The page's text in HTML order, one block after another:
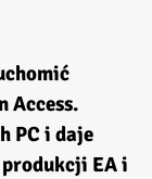
Access.
PC i daje
EA i